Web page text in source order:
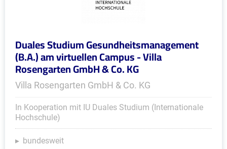
Duales Studium Gesundheitsmanagement
(B.A.) am virtuellen Campus - Villa
Rosengarten GmbH & Co. KG
Villa Rosengarten GmbH & Co. KG
In Kooperation mit IU Duales Studium (Internationale
Hochschule)
bundesweit